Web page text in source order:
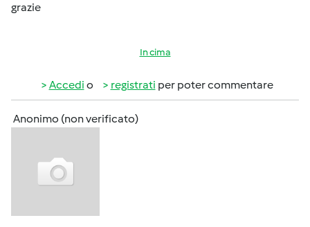
grazie
In cima
Accedi o registrati per poter commentare
Anonimo (non verificato)